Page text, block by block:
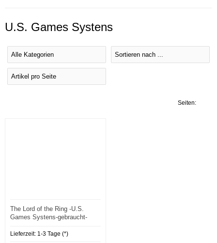
U.S. Games Systens
Seiten:
The Lord of the Ring -U.S.
Games Systens-gebraucht-
Lieferzeit: 1-3 Tage (*)